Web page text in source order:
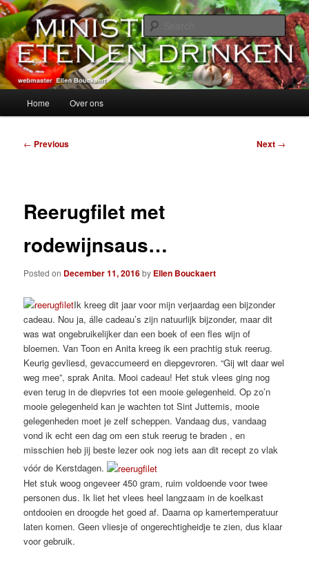
Skip
to
primary
contentMinisterie van Eten en Drinken
alles over eten, drinken en andere genoegens…
Home Over ons
Post
← Previous Next →
Reerugfilet met
rodewijnsaus…
Posted on December 11, 2016by Ellen Bouckaert
Ik kreeg dit jaar voor mijn verjaardag een bijzonder
cadeau. Nou ja, álle cadeau’s zijn natuurlijk bijzonder, maar dit
was wat ongebruikelijker dan een boek of een fles wijn of
bloemen. Van Toon en Anita kreeg ik een prachtig stuk reerug.
Keurig gevliesd, gevaccumeerd en diepgevroren. “Gij wit daar wel
weg mee”, sprak Anita. Mooi cadeau! Het stuk vlees ging nog
even terug in de diepvries tot een mooie gelegenheid. Op zo’n
mooie gelegenheid kan je wachten tot Sint Juttemis, mooie
gelegenheden moet je zelf scheppen. Vandaag dus, vandaag
vond ik echt een dag om een stuk reerug te braden , en
misschien heb jij beste lezer ook nog iets aan dit recept zo vlak
vóór de Kerstdagen.
Het stuk woog ongeveer 450 gram, ruim voldoende voor twee
personen dus. Ik liet het vlees heel langzaam in de koelkast
ontdooien en droogde het goed af. Daarna op kamertemperatuur
laten komen. Geen vliesje of ongerechtigheidje te zien, dus klaar
voor gebruik.